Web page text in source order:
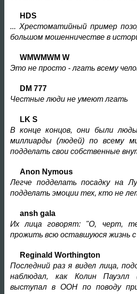
HDS
... Хрестоматийный пример
большом мошенничестве в
WMWMWM W
Это не просто - лгать всему
DM 777
Честные люди не умеют лгать
LK S
В конце концов, они были
миллиарды (людей) по всему
подделать свои собственные
Anon Nymous
Легче подделать посадку на
подделать эмоции тех, кто не
ansh gala
Их лица говорят: "О, черт,
прожить всю оставшуюся жизнь
Reginald Worthington
Последний раз я видел лица,
наблюдал, как Колин Пауэлл
выступал в ООН по поводу